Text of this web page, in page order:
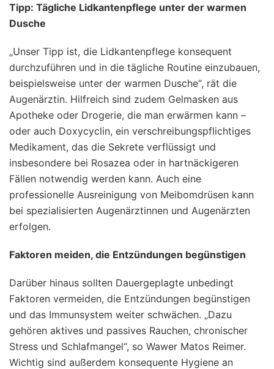
Tipp: Tägliche Lidkantenpflege unter der warmen
Dusche
„Unser Tipp ist, die Lidkantenpflege konsequent
durchzuführen und in die tägliche Routine einzubauen,
beispielsweise unter der warmen Dusche“, rät die
Augenärztin. Hilfreich sind zudem Gelmasken aus
Apotheke oder Drogerie, die man erwärmen kann –
oder auch Doxycyclin, ein verschreibungspflichtiges
Medikament, das die Sekrete verflüssigt und
insbesondere bei Rosazea oder in hartnäckigeren
Fällen notwendig werden kann. Auch eine
professionelle Ausreinigung von Meibomdrüsen kann
bei spezialisierten Augenärztinnen und Augenärzten
erfolgen.
Faktoren meiden, die Entzündungen begünstigen
Darüber hinaus sollten Dauergeplagte unbedingt
Faktoren vermeiden, die Entzündungen begünstigen
und das Immunsystem weiter schwächen. „Dazu
gehören aktives und passives Rauchen, chronischer
Stress und Schlafmangel“, so Wawer Matos Reimer.
Wichtig sind außerdem konsequente Hygiene an